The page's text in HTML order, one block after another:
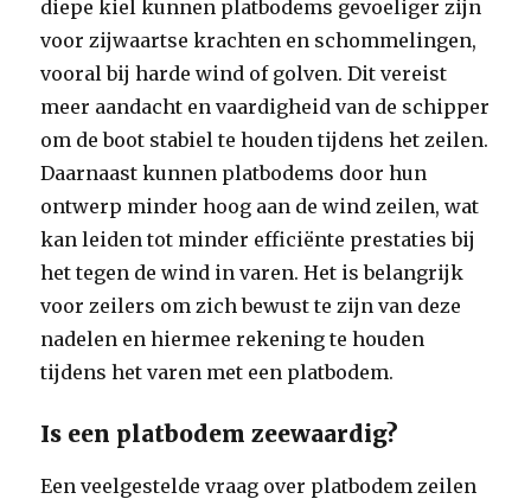
diepe kiel kunnen platbodems gevoeliger zijn
voor zijwaartse krachten en schommelingen,
vooral bij harde wind of golven. Dit vereist
meer aandacht en vaardigheid van de schipper
om de boot stabiel te houden tijdens het zeilen.
Daarnaast kunnen platbodems door hun
ontwerp minder hoog aan de wind zeilen, wat
kan leiden tot minder efficiënte prestaties bij
het tegen de wind in varen. Het is belangrijk
voor zeilers om zich bewust te zijn van deze
nadelen en hiermee rekening te houden
tijdens het varen met een platbodem.
Is een platbodem zeewaardig?
Een veelgestelde vraag over platbodem zeilen